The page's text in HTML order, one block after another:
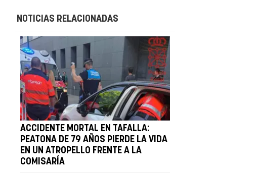
NOTICIAS RELACIONADAS
ACCIDENTE MORTAL EN TAFALLA:
PEATONA DE 79 AÑOS PIERDE LA VIDA
EN UN ATROPELLO FRENTE A LA
COMISARÍA